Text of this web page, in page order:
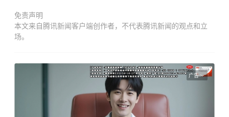
免责声明
本文来自腾讯新闻客户端创作者，不代表腾讯新闻的观点和立
场。
广告